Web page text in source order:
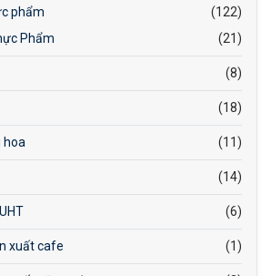
phẩm
(122)
Phẩm
(21)
(8)
(18)
hoa (11)
(14)
(6)
xuất cafe (1)